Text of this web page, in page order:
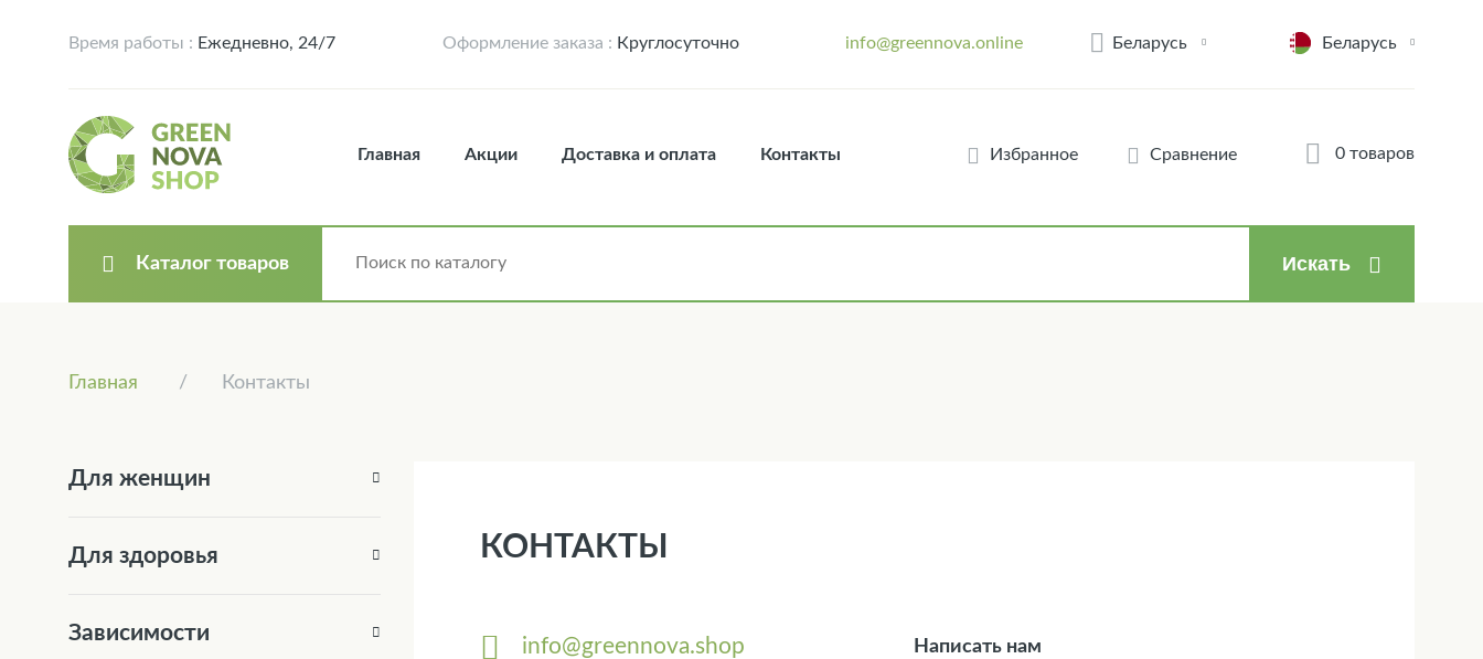
Время работы : Ежедневно, 24/7 Оформление заказа : Круглосуточно info@greennova.online Беларусь Беларусь
Главная Акции Доставка и оплата Контакты Избранное Сравнение 0 товаров
Каталог товаров Искать
Главная Контакты
КОНТАКТЫ
info@greennova.shop Написать нам
Для женщин
Для здоровья
Зависимости